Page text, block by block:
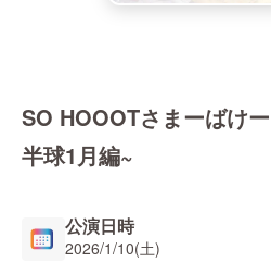
SO HOOOTさまーばけ
半球1月編~
公演日時
2026/1/10(土)